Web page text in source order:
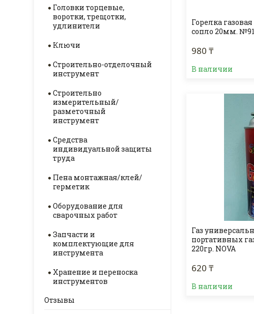
Горелка
сопло 20мм.
980 ₸
В наличии
Газ
портативных
220гр. NOVA
620 ₸
В наличии
Головки торцевые,
воротки, трещотки,
удлинители
Ключи
Строительно-отделочный
инструмент
Строительно
измерительный/
разметочный
инструмент
Средства
индивидуальной защиты
труда
Пена монтажная/клей/
герметик
Оборудование для
сварочных работ
Запчасти и
комплектующие для
инструмента
Хранение и переноска
инструментов
Отзывы